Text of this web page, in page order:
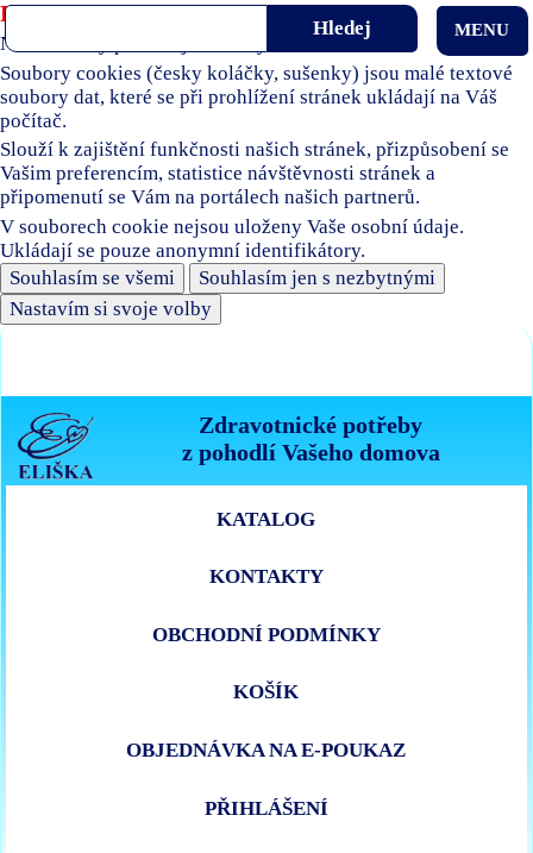
Používáme soubory cookies
Naše stránky používají soubory cookies.
Soubory cookies (česky koláčky, sušenky) jsou malé textové
soubory dat, které se při prohlížení stránek ukládají na Váš
počítač.
Slouží k zajištění funkčnosti našich stránek, přizpůsobení se
Vašim preferencím, statistice návštěvnosti stránek a
připomenutí se Vám na portálech našich partnerů.
V souborech cookie nejsou uloženy Vaše osobní údaje.
Ukládají se pouze anonymní identifikátory.
Souhlasím se všemi
Souhlasím jen s nezbytnými
Nastavím si svoje volby
Zdravotnické potřeby
z pohodlí Vašeho domova
MENU
KATALOG
KONTAKTY
OBCHODNÍ PODMÍNKY
KOŠÍK
OBJEDNÁVKA NA E-POUKAZ
PŘIHLÁŠENÍ